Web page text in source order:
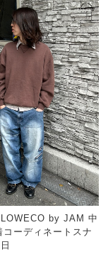
by JAM 中
コーディネートスナ